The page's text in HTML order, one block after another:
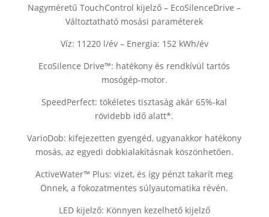
Nagyméretű TouchControl kijelző – EcoSilenceDrive –
Változtatható mosási paraméterek
Víz: 11220 l/év – Energia: 152 kWh/év
EcoSilence Drive™: hatékony és rendkívül tartós
mosógép-motor.
SpeedPerfect: tökéletes tisztaság akár 65%-kal
rövidebb idő alatt*.
VarioDob: kifejezetten gyengéd, ugyanakkor hatékony
mosás, az egyedi dobkialakításnak köszönhetően.
ActiveWater™ Plus: vizet, és így pénzt takarít meg
Önnek, a fokozatmentes súlyautomatika révén.
LED kijelző: Könnyen kezelhető kijelző